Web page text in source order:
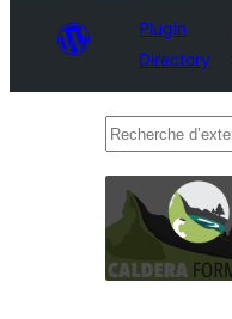
Plugin
Directory
Recherche